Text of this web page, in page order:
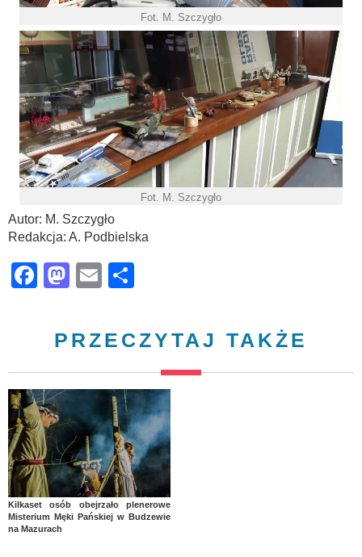
Fot. M. Szczygło
Fot. M. Szczygło
Autor: M. Szczygło
Redakcja: A. Podbielska
Facebook
Mastodon
Email
PRZECZYTAJ TAKŻE
Kilkaset osób obejrzało plenerowe
Misterium Męki Pańskiej w Budzewie
na Mazurach